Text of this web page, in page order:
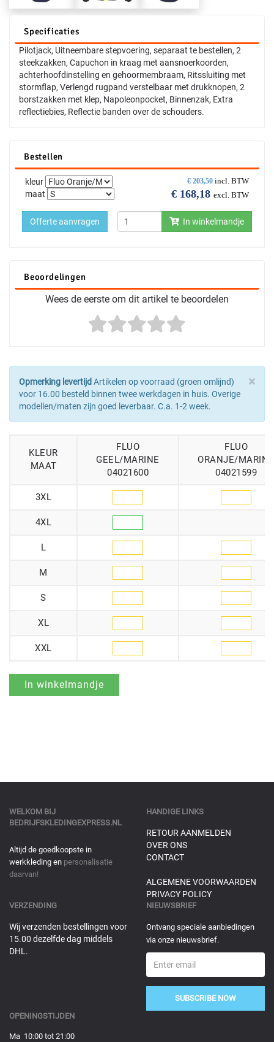
Specificaties
Pilotjack, Uitneembare stepvoering, separaat te bestellen, 2
steekzakken, Capuchon in kraag met aansnoerkoorden,
achterhoofdinstelling en gehoormembraam, Ritssluiting met
stormflap, Verlengd rugpand verstelbaar met drukknopen, 2
borstzakken met klep, Napoleonpocket, Binnenzak, Extra
reflectiebies, Reflectie banden over de schouders.
Bestellen
€ 203,50 incl. BTW
€ 168,18 excl. BTW
kleur
maat
In winkelmandje
Offerte aanvragen
Beoordelingen
Wees de eerste om dit artikel te beoordelen
×
Opmerking levertijd Artikelen op voorraad (groen omlijnd)
voor 16.00 besteld binnen twee werkdagen in huis. Overige
modellen/maten zijn goed leverbaar. C.a. 1-2 week.
KLEUR
MAAT
FLUO
GEEL/MARINE
04021600
FLUO
ORANJE/MARINE
04021599
3XL
4XL
L
M
S
XL
XXL
WELKOM BIJ
BEDRIJFSKLEDINGEXPRESS.NL
Altijd de goedkoopste in
werkkleding en personalisatie
daarvan!
HANDIGE LINKS
RETOUR AANMELDEN
OVER ONS
CONTACT
ALGEMENE VOORWAARDEN
PRIVACY POLICY
VERZENDING
Wij verzenden bestellingen voor
15.00 dezelfde dag middels
DHL.
NIEUWSBRIEF
Ontvang speciale aanbiedingen
via onze nieuwsbrief.
SUBSCRIBE NOW
OPENINGSTIJDEN
Ma 10:00 tot 21:00